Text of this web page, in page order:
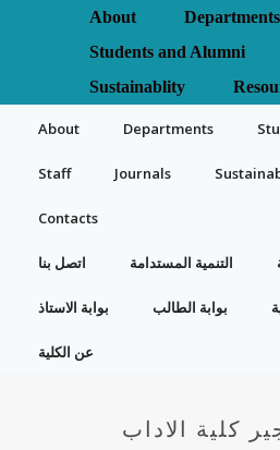
About
Departments
Students and Alumni
Sustainablity
About Departments
Staff Journals
Contacts
اتصل بنا التنمية المستدامة
بوابة الاستاذ بوابة الطالب
عن الكلية
كلية الاداب